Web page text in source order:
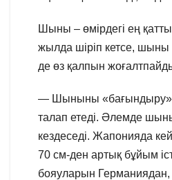
Шыны – өмірдегі ең
жылда шіріп кетсе,
де өз қалпын
— Шыныны
талап етеді. Әлемде
кездеседі. Жапонияда
70 см-ден артық бұйым
бояуларын Германиядан,